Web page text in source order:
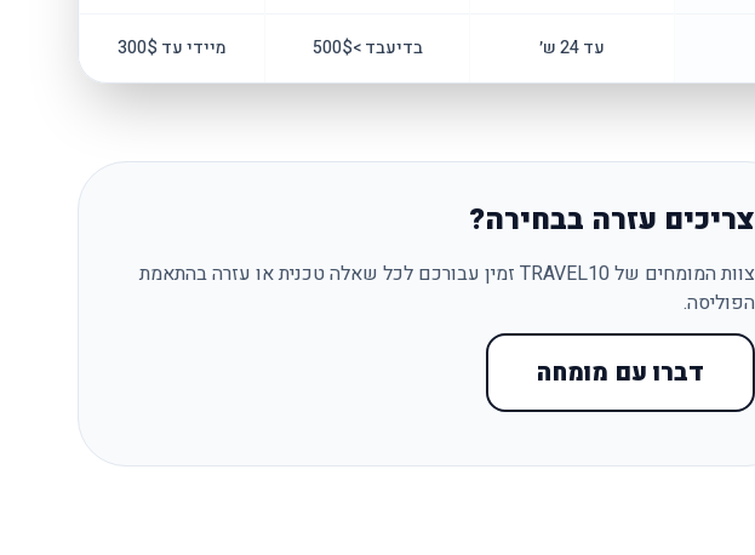
עד 24 ש׳ בדיעבד >500$ מיידי עד 300$
צריכים עזרה בבחירה?
צוות המומחים של TRAVEL10 זמין עבורכם לכל שאלה טכנית או עזרה בהתאמת
הפוליסה.
דברו עם מומחה